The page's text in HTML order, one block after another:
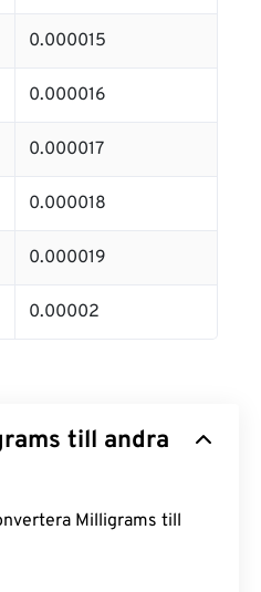
0.000015
0.000016
0.000017
0.000018
0.000019
0.00002
till andra
Milligrams till